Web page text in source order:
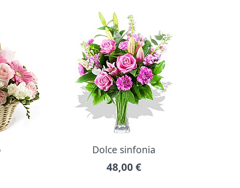
Dolce sinfonia
48,00 €